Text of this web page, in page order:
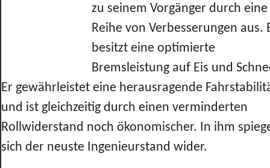
zu seinem Vorgänger durch eine
Reihe von Verbesserungen aus.
besitzt eine optimierte
Bremsleistung auf Eis und
Er gewährleistet eine herausragende
und ist gleichzeitig durch einen verminderten
Rollwiderstand noch ökonomischer. In ihm
sich der neuste Ingenieurstand wider.